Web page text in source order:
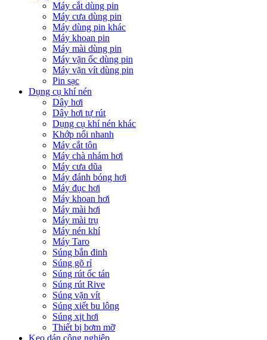
Máy cắt dùng pin
Máy cưa dùng pin
Máy dùng pin khác
Máy khoan pin
Máy mài dùng pin
Máy vặn ốc dùng pin
Máy vặn vít dùng pin
Pin sạc
Dụng cụ khí nén
Dây hơi
Dây hơi tự rút
Dụng cụ khí nén khác
Khớp nối nhanh
Máy cắt tôn
Máy chà nhám hơi
Máy cưa dũa
Máy đánh bóng hơi
Máy đục hơi
Máy khoan hơi
Máy mài hơi
Máy mài trụ
Máy nén khí
Máy Taro
Súng bắn đinh
Súng gõ rỉ
Súng rút ốc tán
Súng rút Rive
Súng vặn vít
Súng xiết bu lông
Súng xịt hơi
Thiết bị bơm mỡ
Keo dán công nghiệp